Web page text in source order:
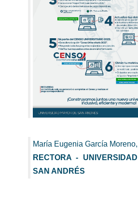
María Eugenia García
RECTORA -
SAN ANDRÉS